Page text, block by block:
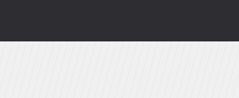
i co robią gwiazdy kultowej